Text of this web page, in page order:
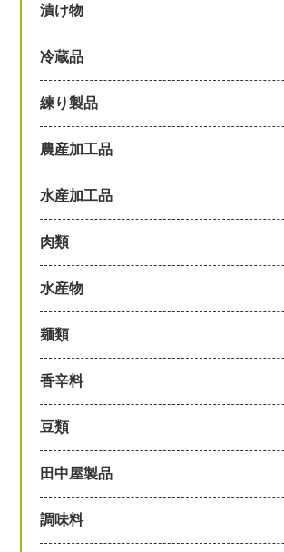
漬け物
冷蔵品
練り製品
農産加工品
水産加工品
肉類
水産物
麺類
香辛料
豆類
田中屋製品
調味料